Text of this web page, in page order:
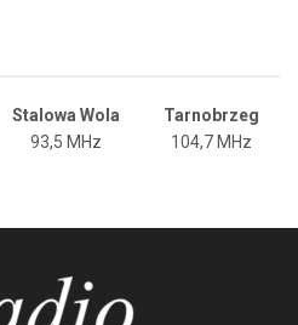
Stalowa Wola
Tarnobrzeg
93,5 MHz 104,7 MHz